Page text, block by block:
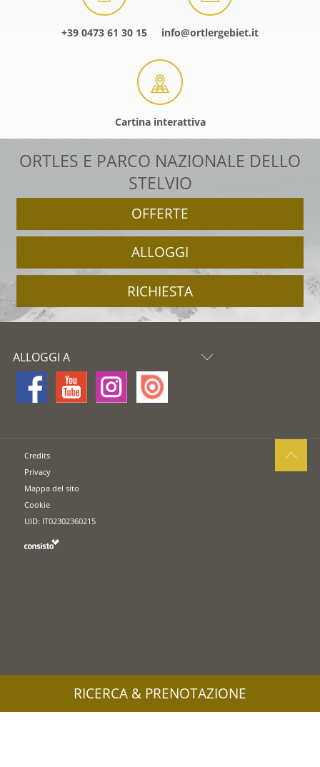
+39 0473 61 30 15 info@ortlergebiet.it
Cartina interattiva
ORTLES E PARCO NAZIONALE DELLO
STELVIO
OFFERTE
ALLOGGI
RICHIESTA
ALLOGGI A
Credits
Privacy
Mappa del sito
Cookie
UID: IT02302360215
RICERCA & PRENOTAZIONE